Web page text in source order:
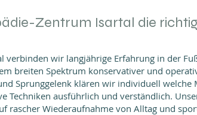
Zentrum Isartal die
verbinden wir langjährige Erfahrung in der
breiten Spektrum konservativer und
Sprunggelenk klären wir individuell
Techniken ausführlich und verständlich.
rascher Wiederaufnahme von Alltag und